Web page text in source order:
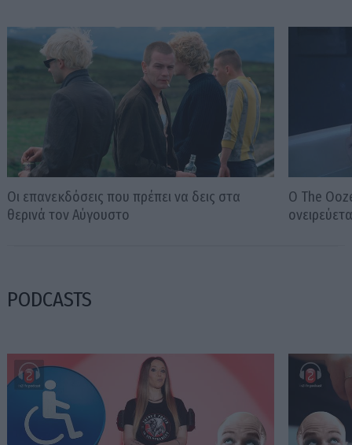
Οι επανεκδόσεις που πρέπει να δεις στα
θερινά τον Αύγουστο
Ο The
PODCASTS